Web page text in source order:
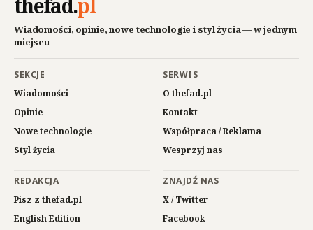
thefad.pl
Wiadomości, opinie, nowe technologie i styl życia — w jednym
miejscu
SEKCJE
Wiadomości
Opinie
Nowe technologie
Styl życia
SERWIS
O thefad.pl
Kontakt
Współpraca / Reklama
Wesprzyj nas
REDAKCJA
Pisz z thefad.pl
English Edition
ZNAJDŹ NAS
X / Twitter
Facebook